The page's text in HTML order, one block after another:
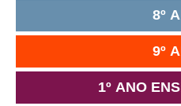
8º
9º
1º ANO